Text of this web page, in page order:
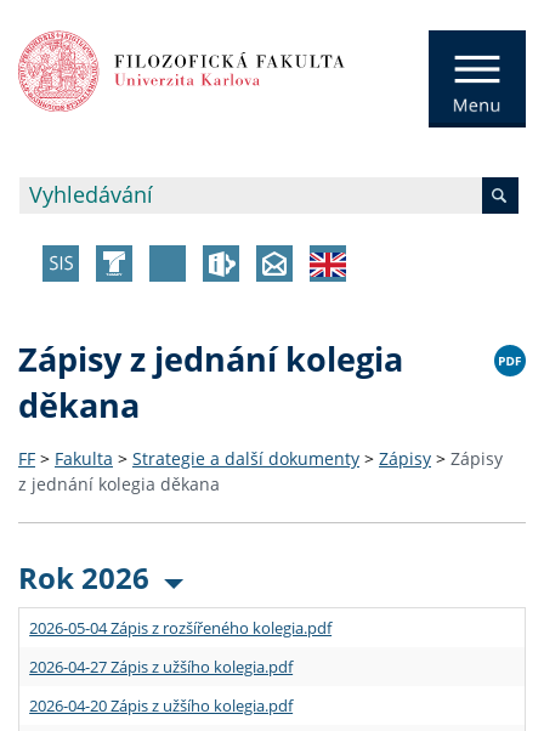
Zápisy z jednání kolegia
děkana
FF > Fakulta > Strategie a další dokumenty > Zápisy > Zápisy
z jednání kolegia děkana
Rok 2026
2026-05-04 Zápis z rozšířeného kolegia.pdf
2026-04-27 Zápis z užšího kolegia.pdf
2026-04-20 Zápis z užšího kolegia.pdf